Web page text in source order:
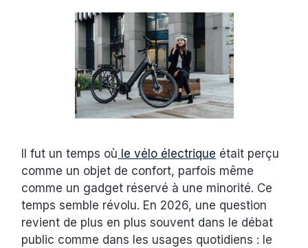
Il fut un temps où le vélo électrique était perçu
comme un objet de confort, parfois même
comme un gadget réservé à une minorité. Ce
temps semble révolu. En 2026, une question
revient de plus en plus souvent dans le débat
public comme dans les usages quotidiens : le